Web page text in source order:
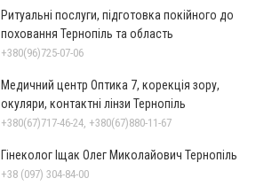
Ритуальні послуги, підготовка покійного до
поховання Тернопіль та область
+380(96)725-07-06
Медичний центр Оптика 7, корекція зору,
окуляри, контактні лінзи Тернопіль
+380(67)717-46-24, +380(67)880-11-67
Гінеколог Іщак Олег Миколайович Тернопіль
+38 (097) 304-84-00